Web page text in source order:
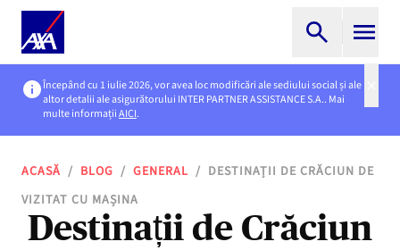
Începând cu 1 iulie 2026, vor avea loc modificări ale sediului social și ale
altor detalii ale asigurătorului INTER PARTNER ASSISTANCE S.A.. Mai
multe informațiiAICI.
ACASĂ / BLOG / GENERAL / DESTINAȚII DE CRĂCIUN DE
VIZITAT CU MAȘINA
Destinații de Crăciun